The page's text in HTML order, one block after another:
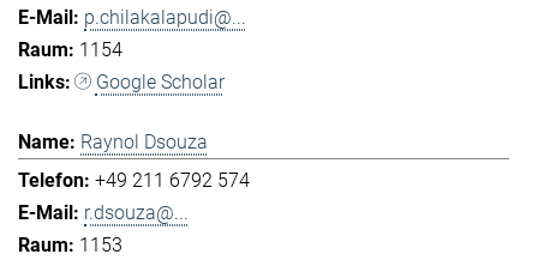
p.chilakalapudi@...
1154
Google Scholar
Raynol Dsouza
+49 211 6792 574
r.dsouza@...
1153